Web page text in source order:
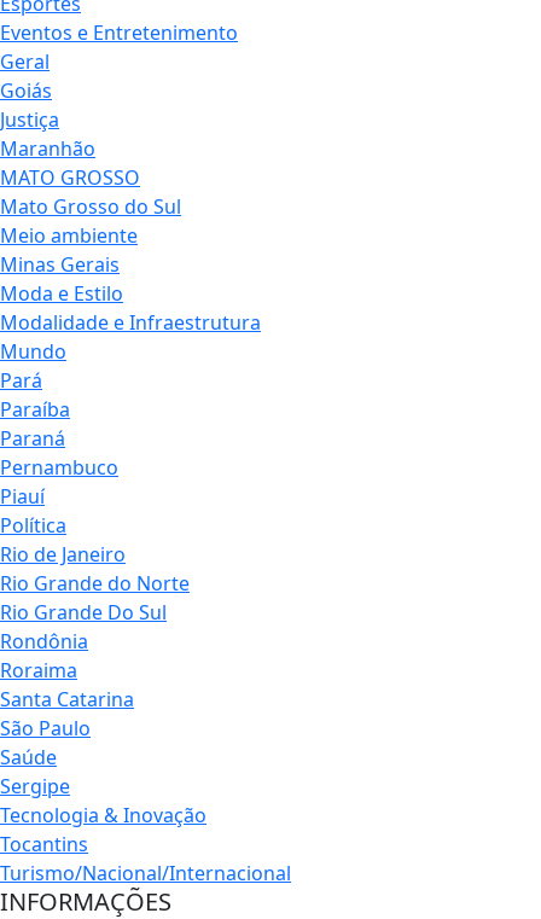
Eventos e Entretenimento
Geral
Goiás
Justiça
Maranhão
MATO GROSSO
Mato Grosso do Sul
Meio ambiente
Minas Gerais
Moda e Estilo
Modalidade e Infraestrutura
Mundo
Pará
Paraíba
Paraná
Pernambuco
Piauí
Política
Rio de Janeiro
Rio Grande do Norte
Rio Grande Do Sul
Rondônia
Roraima
Santa Catarina
São Paulo
Saúde
Sergipe
Tecnologia & Inovação
Tocantins
Turismo/Nacional/Internacional
INFORMAÇÕES